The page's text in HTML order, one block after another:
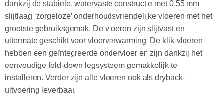
dankzij de stabiele, watervaste constructie met 0,55 mm
slijtlaag ‘zorgeloze’ onderhoudsvriendelijke vloeren met het
grootste gebruiksgemak. De vloeren zijn slijtvast en
uitermate geschikt voor vloerverwarming. De klik-vloeren
hebben een geïntegreerde ondervloer en zijn dankzij het
eenvoudige fold-down legsysteem gemakkelijk te
installeren. Verder zijn alle vloeren ook als dryback-
uitvoering leverbaar.